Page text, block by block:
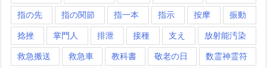
指の先 指の関節 指一本 指示 按摩 振動
捻挫 掌門人 排泄 接種 支え 放射能汚染
救急搬送 救急車 教科書 敬老の日 数霊神霊符